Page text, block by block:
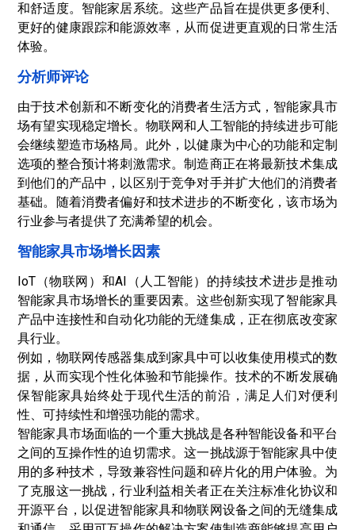
和舒适度。 智能家居系统。这些产品旨在提供更多便利、
更好的健康跟踪和能源效率，从而促进更直观的日常生活
体验。
分析师评论
由于技术创新和不断变化的消费者生活方式，智能家具市
场有望实现稳定增长。物联网和人工智能的持续进步可能
会继续塑造市场格局。此外，以健康为中心的功能和定制
选项的整合预计将刺激需求。制造商正在将最新技术集成
到他们的产品中，以区别于竞争对手并扩大他们的消费者
基础。随着消费者偏好和技术进步的不断变化，该市场为
行业参与者提供了充满希望的机会。
智能家具市场增长因素
IoT（物联网）和AI（人工智能）的持续技术进步是推动
智能家具市场增长的重要因素。这些创新实现了智能家具
产品中连接性和自动化功能的无缝集成，正在彻底改变家
具行业。
例如，物联网传感器集成到家具中可以收集使用模式的数
据，从而实现个性化体验和节能操作。技术的不断发展确
保智能家具始终处于现代生活的前沿，满足人们对便利
性、可持续性和增强功能的需求。
智能家具市场面临的一个重大挑战是各种智能设备和平台
之间的互操作性的迫切需求。这一挑战源于智能家具中使
用的多种技术，导致兼容性问题和碎片化的用户体验。为
了克服这一挑战，行业利益相关者正在关注标准化协议和
开源平台，以促进智能家具和物联网设备之间的无缝集成